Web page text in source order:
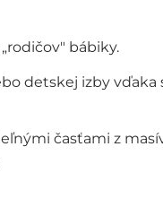
bábiky.
detskej izby
časťami z